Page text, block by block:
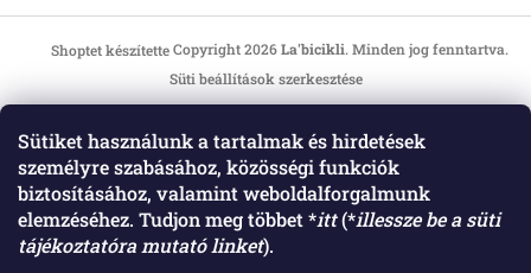
Sütiket használunk a tartalmak és hirdetések
személyre szabásához, közösségi funkciók
biztosításához, valamint weboldalforgalmunk
elemzéséhez. Tudjon meg többet *itt(*illessze be a süti
tájékoztatóra mutató linket).
é
Shoptet készítette Copyright 2026La'bicikli. Minden jog fenntartva.
Süti beállítások szerkesztése